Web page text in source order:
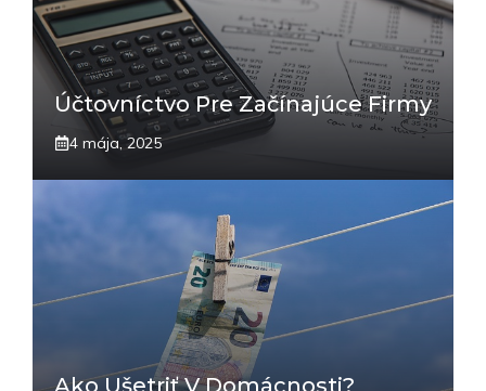
Účtovníctvo Pre Začínajúce Firmy
4 mája, 2025
Ako Ušetriť V Domácnosti?